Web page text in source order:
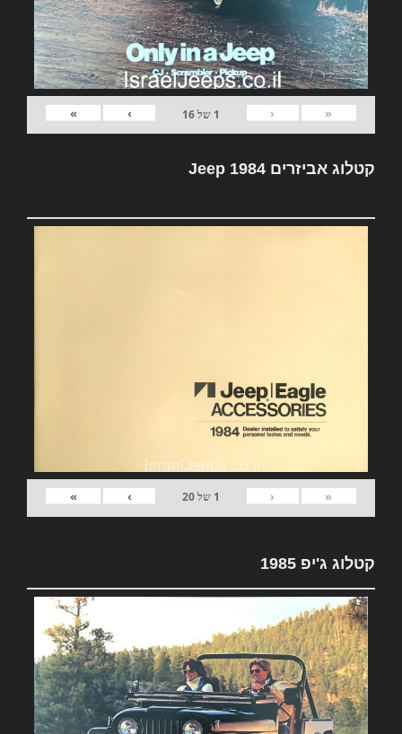
«
‹
1 של16
›
»
קטלוג אביזרים Jeep 1984
«
‹
1 של20
›
»
קטלוג ג'יפ 1985